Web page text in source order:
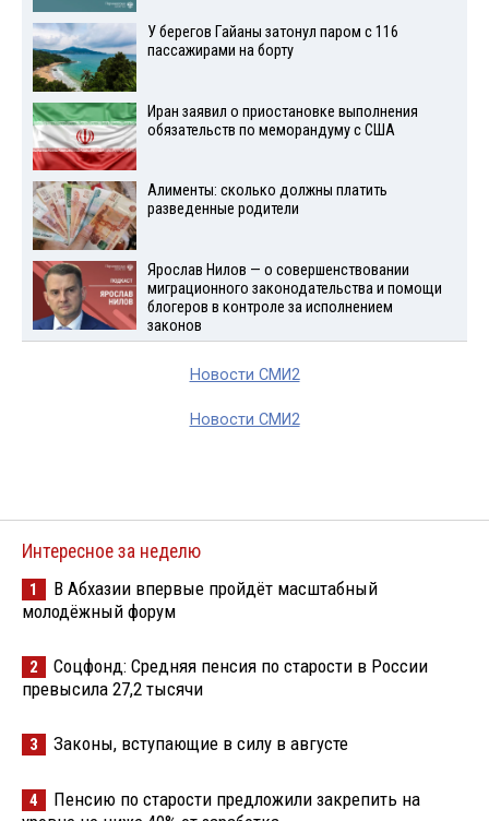
У берегов Гайаны затонул паром с 116
пассажирами на борту
Иран заявил о приостановке выполнения
обязательств по меморандуму с США
Алименты: сколько должны платить
разведенные родители
Ярослав Нилов — о совершенствовании
миграционного законодательства и помощи
блогеров в контроле за исполнением
законов
Новости СМИ2
Новости СМИ2
Интересное за неделю
1
В Абхазии впервые пройдёт масштабный
молодёжный форум
2
Соцфонд: Средняя пенсия по старости в России
превысила 27,2 тысячи
3 Законы, вступающие в силу в августе
4
Пенсию по старости предложили закрепить на